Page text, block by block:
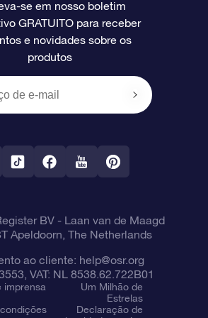
presente da OSR
personalizada
Estrelas
Fly me to the stars
de pagamento
se em nosso boletim
GRATUITO para receber
e novidades sobre os
produtos
BV- Laan van de Maagd
Apeldoorn, The Netherlands
ao cliente: help@osr.org
VAT: NL 8538.62.722B01
imprensa
Um Milhão de
Estrelas
Declaração de